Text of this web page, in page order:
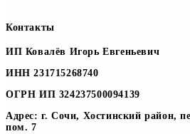
Контакты
ИП Ковалёв Игорь Евгеньевич
ИНН 231715268740
ОГРН ИП 324237500094139
Адрес: г. Сочи, Хостинский район,
пом. 7